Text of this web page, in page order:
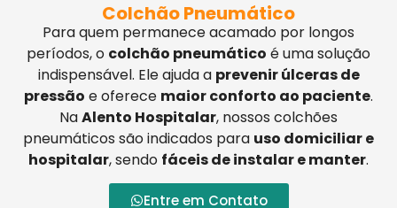
Colchão Pneumático
Para quem permanece acamado por longos
períodos, o colchão pneumático é uma solução
indispensável. Ele ajuda a prevenir úlceras de
pressão e oferece maior conforto ao paciente.
NaAlento Hospitalar, nossos colchões
pneumáticos são indicados para uso domiciliar e
hospitalar, sendo fáceis de instalar e manter.
Entre em Contato